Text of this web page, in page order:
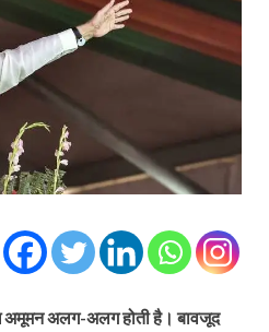
अमूमन अलग-अलग होती है। बावजूद